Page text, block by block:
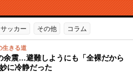
サッカー その他 コラム
生きる道
余震…避難しようにも「全裸だから
に冷静だった